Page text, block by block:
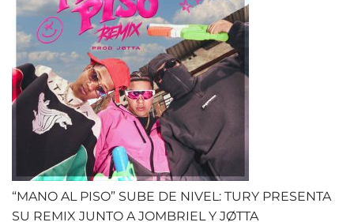
“MANO AL PISO” SUBE DE NIVEL: TURY PRESENTA
SU REMIX JUNTO A JOMBRIEL Y JØTTA